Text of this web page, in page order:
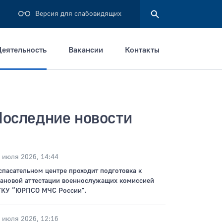
Версия для слабовидящих
Вакансии Контакты
новости
июля 2026, 14:44
центре проходит подготовка к
аттестации военнослужащих комиссией
“ЮРПСО МЧС России".
июля 2026, 12:16